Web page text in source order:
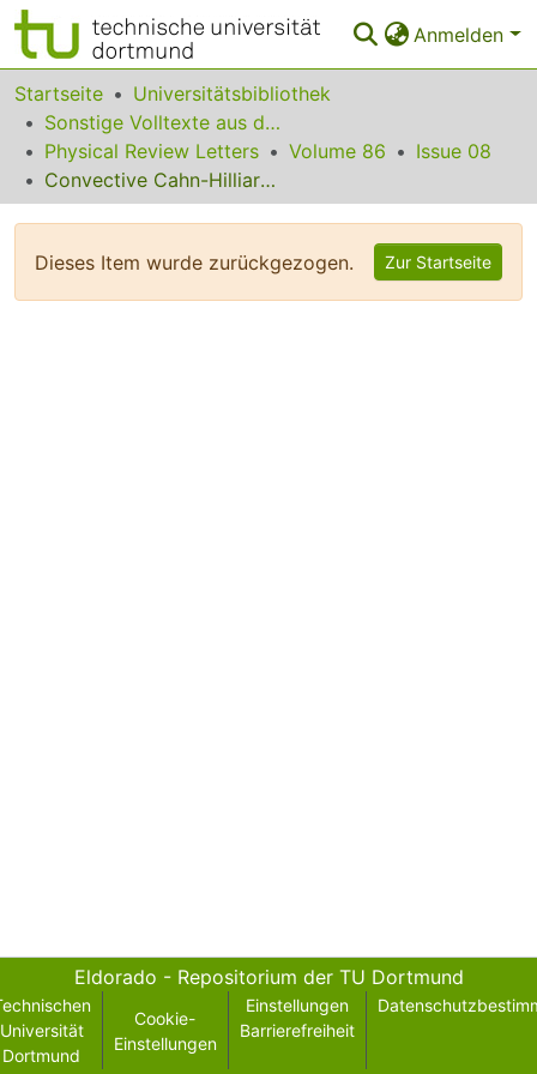
Anmelden
Bereiche & Sammlungen
Das gesamte Repositorium
Statistiken
Startseite
Universitätsbibliothek
Sonstige Volltexte aus dem Bibliotheksangebot
Physical Review Letters
Volume 86
Issue 08
Convective Cahn-Hilliard Models: From Coarsening to Roughening
Dieses Item wurde zurückgezogen. Zur Startseite
Eldorado - Repositorium der TU Dortmund
Universität
Dortmund
Cookie-
Einstellungen
Einstellungen
Barrierefreiheit